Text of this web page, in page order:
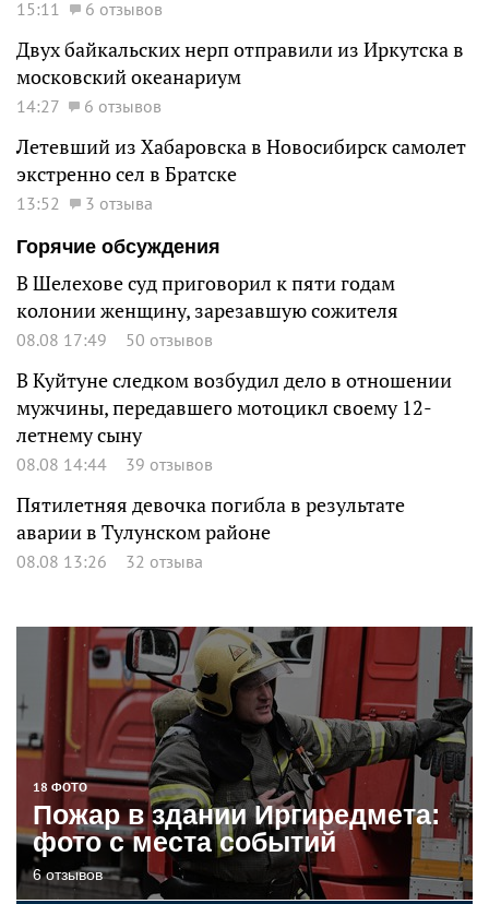
15:11 6 отзывов
Двух байкальских нерп отправили из Иркутска в
московский океанариум
14:27 6 отзывов
Летевший из Хабаровска в Новосибирск самолет
экстренно сел в Братске
13:52
3 отзыва
Горячие обсуждения
В Шелехове суд приговорил к пяти годам
колонии женщину, зарезавшую сожителя
08.08 17:49 50 отзывов
В Куйтуне следком возбудил дело в отношении
мужчины, передавшего мотоцикл своему 12-
летнему сыну
08.08 14:44 39 отзывов
Пятилетняя девочка погибла в результате
аварии в Тулунском районе
08.08 13:26 32 отзыва
18 ФОТО
Пожар в здании Иргиредмета:
фото с места событий
6 отзывов